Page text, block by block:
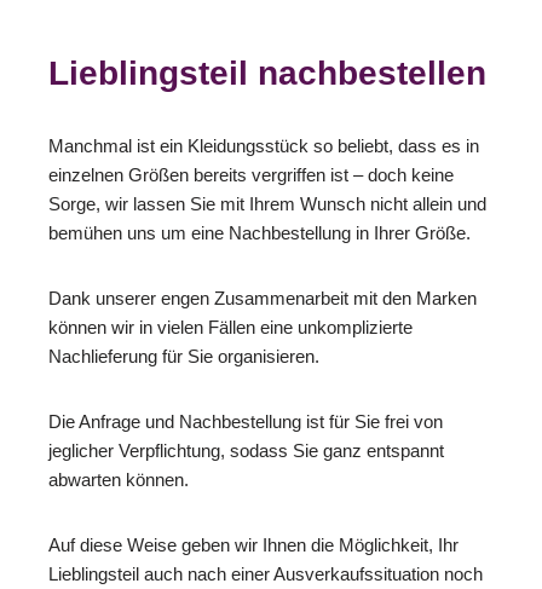
Lieblingsteil nachbestellen
Manchmal ist ein Kleidungsstück so beliebt, dass es in
einzelnen Größen bereits vergriffen ist – doch keine
Sorge, wir lassen Sie mit Ihrem Wunsch nicht allein und
bemühen uns um eine Nachbestellung in Ihrer Größe.
Dank unserer engen Zusammenarbeit mit den Marken
können wir in vielen Fällen eine unkomplizierte
Nachlieferung für Sie organisieren.
Die Anfrage und Nachbestellung ist für Sie frei von
jeglicher Verpflichtung, sodass Sie ganz entspannt
abwarten können.
Auf diese Weise geben wir Ihnen die Möglichkeit, Ihr
Lieblingsteil auch nach einer Ausverkaufssituation noch